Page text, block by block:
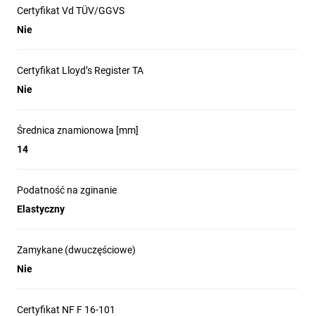
Certyfikat Vd TÜV/GGVS
Nie
Certyfikat Lloyd’s Register TA
Nie
Średnica znamionowa [mm]
14
Podatność na zginanie
Elastyczny
Zamykane (dwuczęściowe)
Nie
Certyfikat NF F 16-101